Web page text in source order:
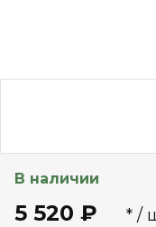
В наличии
5 520 ₽ * /